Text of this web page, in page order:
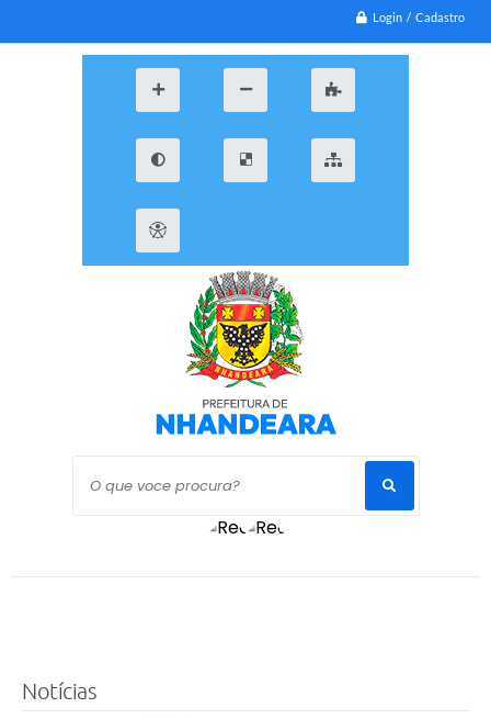
Login / Cadastro
O que voce procura?
Notícias